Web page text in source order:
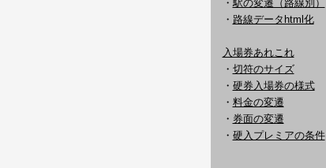
・ 駅の変遷（路線別）
・ 路線データhtml化
入場券あれこれ
・ 切符のサイズ
・ 硬券入場券の様式
・ 料金の変遷
・ 券面の変遷
・ 硬入プレミアの条件